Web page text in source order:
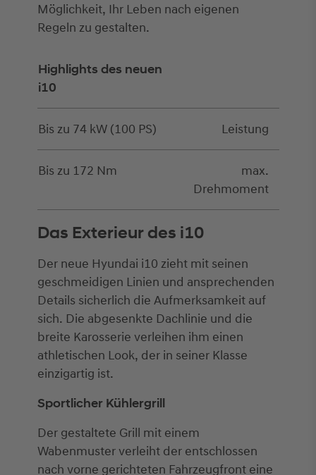
Möglichkeit, Ihr Leben nach eigenen
Regeln zu gestalten.
Highlights des neuen
i10
Bis zu 74 kW (100 PS) Leistung
Bis zu 172 Nm
max.
Drehmoment
Das Exterieur des i10
Der neue Hyundai i10 zieht mit seinen
geschmeidigen Linien und ansprechenden
Details sicherlich die Aufmerksamkeit auf
sich. Die abgesenkte Dachlinie und die
breite Karosserie verleihen ihm einen
athletischen Look, der in seiner Klasse
einzigartig ist.
Sportlicher Kühlergrill
Der gestaltete Grill mit einem
Wabenmuster verleiht der entschlossen
nach vorne gerichteten Fahrzeugfront eine